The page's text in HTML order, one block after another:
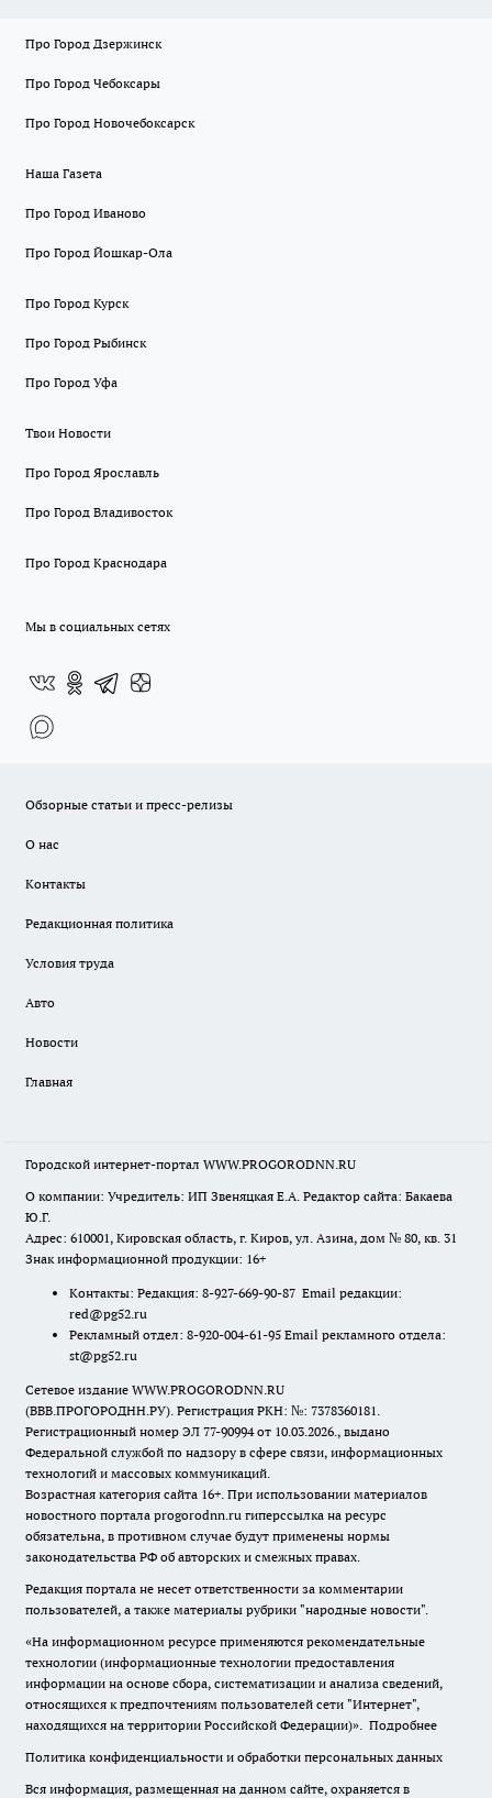
Про Город Дзержинск
Про Город Чебоксары
Про Город Новочебоксарск
Наша Газета
Про Город Иваново
Про Город Йошкар-Ола
Про Город Курск
Про Город Рыбинск
Про Город Уфа
Твои Новости
Про Город Ярославль
Про Город Владивосток
Про Город Краснодара
Мы в социальных сетях
Обзорные статьи и пресс-релизы
О нас
Контакты
Редакционная политика
Условия труда
Авто
Новости
Главная
Городской интернет-портал WWW.PROGORODNN.RU
О компании: Учредитель: ИП Звеняцкая Е.А. Редактор сайта: Бакаева
Ю.Г.
Адрес: 610001, Кировская область, г. Киров, ул. Азина, дом № 80, кв. 31
Знак информационной продукции: 16+
Контакты: Редакция: 8-927-669-90-87 Email редакции:
red@pg52.ru
Рекламный отдел: 8-920-004-61-95 Email рекламного отдела:
st@pg52.ru
Сетевое издание WWW.PROGORODNN.RU
(ВВВ.ПРОГОРОДНН.РУ). Регистрация РКН: №: 7378360181.
Регистрационный номер ЭЛ 77-90994 от 10.03.2026., выдано
Федеральной службой по надзору в сфере связи, информационных
технологий и массовых коммуникаций.
Возрастная категория сайта 16+. При использовании материалов
новостного портала progorodnn.ru гиперссылка на ресурс
обязательна, в противном случае будут применены нормы
законодательства РФ об авторских и смежных правах.
Редакция портала не несет ответственности за комментарии
пользователей, а также материалы рубрики "народные новости".
«На информационном ресурсе применяются рекомендательные
технологии (информационные технологии предоставления
информации на основе сбора, систематизации и анализа сведений,
относящихся к предпочтениям пользователей сети "Интернет",
находящихся на территории Российской Федерации)». Подробнее
Политика конфиденциальности и обработки персональных данных
Вся информация, размещенная на данном сайте, охраняется в